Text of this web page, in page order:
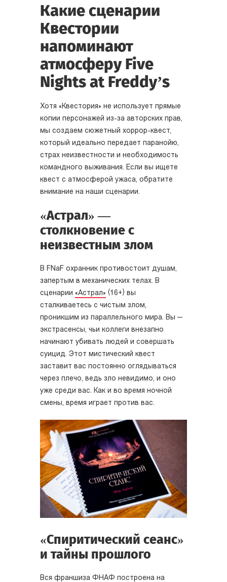
Какие сценарии
Квестории
напоминают
атмосферу Five
Nights at Freddy’s
Хотя «Квестория» не использует прямые
копии персонажей из-за авторских прав,
мы создаем сюжетный хоррор-квест,
который идеально передает паранойю,
страх неизвестности и необходимость
командного выживания. Если вы ищете
квест с атмосферой ужаса, обратите
внимание на наши сценарии.
«Астрал» —
столкновение с
неизвестным злом
В FNaF охранник противостоит душам,
запертым в механических телах. В
сценарии «Астрал» (16+) вы
сталкиваетесь с чистым злом,
проникшим из параллельного мира. Вы —
экстрасенсы, чьи коллеги внезапно
начинают убивать людей и совершать
суицид. Этот мистический квест
заставит вас постоянно оглядываться
через плечо, ведь зло невидимо, и оно
уже среди вас. Как и во время ночной
смены, время играет против вас.
«Спиритический сеанс»
и тайны прошлого
Вся франшиза ФНАФ построена на